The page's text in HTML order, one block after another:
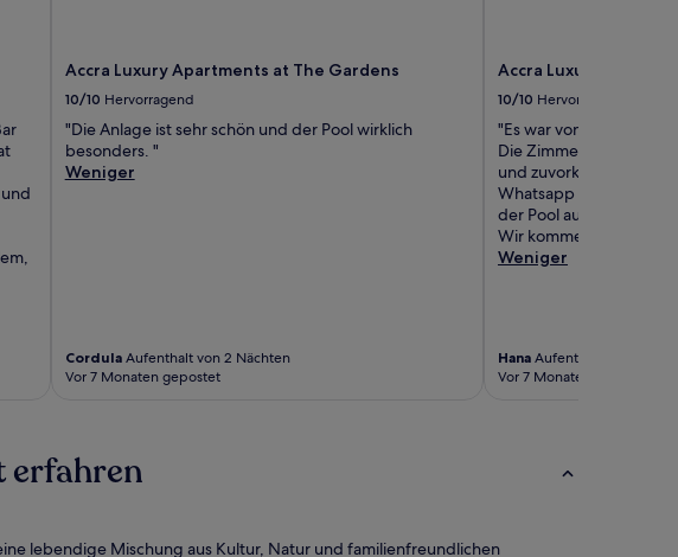
Accra Luxury Apartments at The Gardens
10/10 Hervorragend
"Die Anlage ist sehr schön und der Pool wirklich
besonders. "
Weniger
CordulaAufenthalt von 2 Nächten
Vor 7 Monaten gepostet
Accra Luxury
10/10 Hervorragend
"Es war von Ankunft
Die Zimmer waren sehr
und zuvorkommend.
Whatsapp melden bei
der Pool auf dem Dach
Wir kommen auf
Weniger
HanaAufenthalt von 6
Vor 7 Monaten gepostet
erfahren
lebendige Mischung aus Kultur, Natur und familienfreundlichen